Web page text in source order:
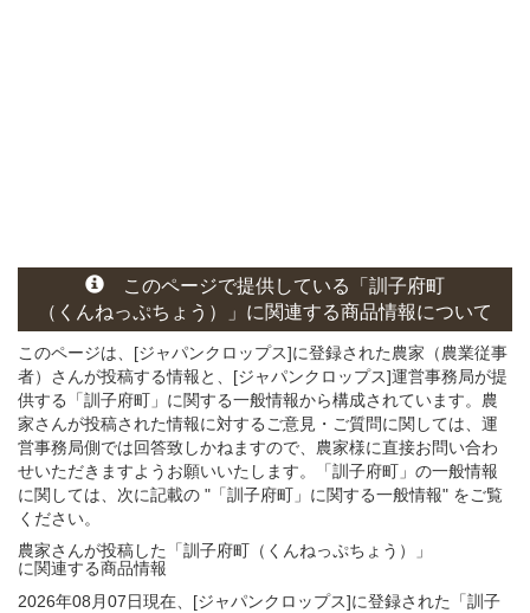
このページで提供している
「訓子府町
（くんねっぷちょう）」 に関連する商品情報について
このページは、[ジャパンクロップス]に登録された農家（農業従事
者）さんが投稿する情報と、[ジャパンクロップス]運営事務局が提
供する「訓子府町」に関する一般情報から構成されています。農
家さんが投稿された情報に対するご意見・ご質問に関しては、運
営事務局側では回答致しかねますので、農家様に直接お問い合わ
せいただきますようお願いいたします。「訓子府町」の一般情報
に関しては、次に記載の "「訓子府町」に関する一般情報" をご覧
ください。
農家さんが投稿した「訓子府町（くんねっぷちょう）」
に関連する商品情報
2026年08月07日現在、[ジャパンクロップス]に登録された「訓子